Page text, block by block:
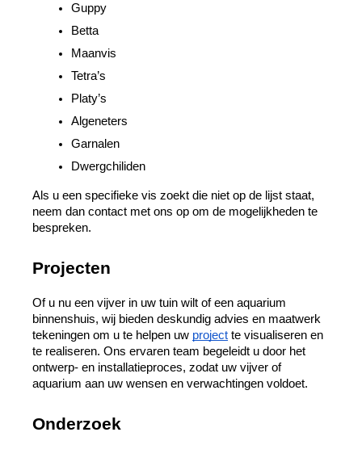
Guppy
Betta
Maanvis
Tetra’s
Platy’s
Algeneters
Garnalen
Dwergchiliden
Als u een specifieke vis zoekt die niet op de lijst staat,
neem dan contact met ons op om de mogelijkheden te
bespreken.
Projecten
Of u nu een vijver in uw tuin wilt of een aquarium
binnenshuis, wij bieden deskundig advies en maatwerk
tekeningen om u te helpen uw project te visualiseren en
te realiseren. Ons ervaren team begeleidt u door het
ontwerp- en installatieproces, zodat uw vijver of
aquarium aan uw wensen en verwachtingen voldoet.
Onderzoek